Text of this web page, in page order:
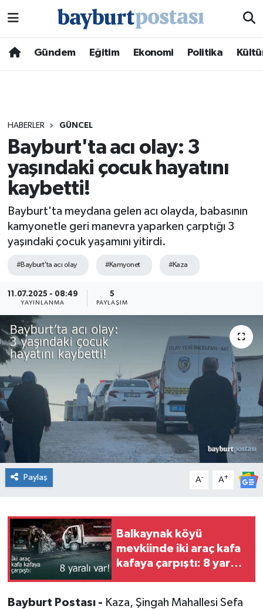
Gündem Eğitim Ekonomi Politika
HABERLER GÜNCEL
Bayburt'ta acı olay: 3
yaşındaki çocuk hayatını
kaybetti!
Bayburt'ta meydana gelen acı olayda, babasının
kamyonetle geri manevra yaparken çarptığı 3
yaşındaki çocuk yaşamını yitirdi.
#Bayburt'ta acı olay #Kamyonet #Kaza
11.07.2025 - 08:49
YAYINLANMA
5
PAYLAŞIM
Paylaş A- A+
Balkaynak köyü
mevkiinde iki araç kafa
kafaya çarpıştı: 8 yaralı
Bayburt Postası - Kaza, Şingah Mahallesi Sefa
Hava Durumu
Süper Lig Puan Durumu ve Fikstür
Tüm Manşetler
Son Dakika Haberleri